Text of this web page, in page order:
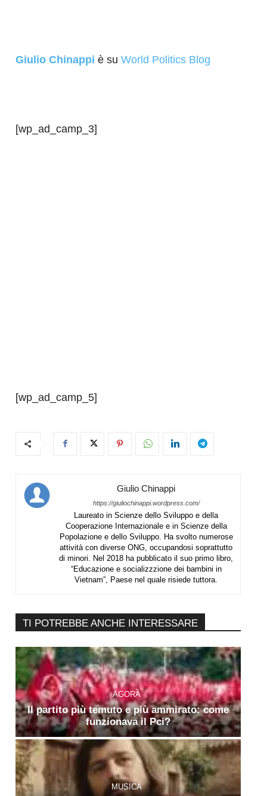
Giulio Chinappi è su World Politics Blog
[wp_ad_camp_3]
[wp_ad_camp_5]
Giulio Chinappi
https://giuliochinappi.wordpress.com/
Laureato in Scienze dello Sviluppo e della
Cooperazione Internazionale e in Scienze della
Popolazione e dello Sviluppo. Ha svolto numerose
attività con diverse ONG, occupandosi soprattutto
di minori. Nel 2018 ha pubblicato il suo primo libro,
“Educazione e socializzzione dei bambini in
Vietnam”, Paese nel quale risiede tuttora.
TI POTREBBE ANCHE INTERESSARE
AGORÀ
Il partito più temuto e più ammirato: come
funzionava il Pci?
MUSICA